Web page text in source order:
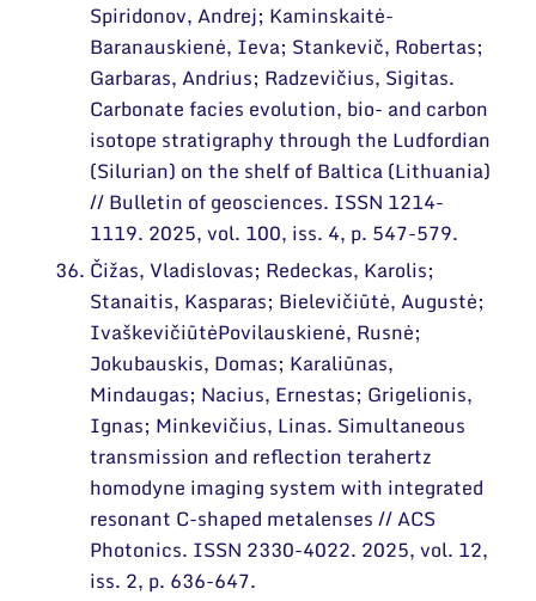
Spiridonov, Andrej; Kaminskaitė-
Baranauskienė, Ieva; Stankevič, Robertas;
Garbaras, Andrius; Radzevičius, Sigitas.
Carbonate facies evolution, bio- and carbon
isotope stratigraphy through the Ludfordian
(Silurian) on the shelf of Baltica (Lithuania)
// Bulletin of geosciences. ISSN 1214-
1119. 2025, vol. 100, iss. 4, p. 547-579.
Čižas, Vladislovas; Redeckas, Karolis;
Stanaitis, Kasparas; Bielevičiūtė, Augustė;
IvaškevičiūtėPovilauskienė, Rusnė;
Jokubauskis, Domas; Karaliūnas,
Mindaugas; Nacius, Ernestas; Grigelionis,
Ignas; Minkevičius, Linas. Simultaneous
transmission and reflection terahertz
homodyne imaging system with integrated
resonant C-shaped metalenses // ACS
Photonics. ISSN 2330-4022. 2025, vol. 12,
iss. 2, p. 636-647.